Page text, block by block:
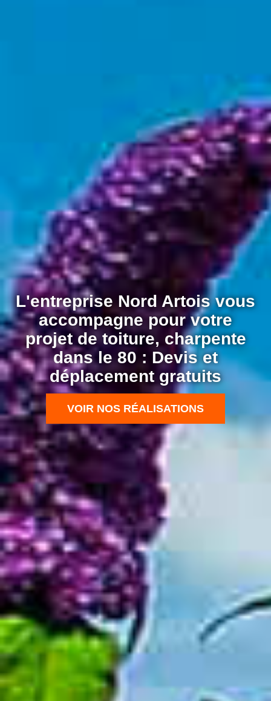
L'entreprise Nord Artois vous
accompagne pour votre
projet de toiture, charpente
dans le 80 : Devis et
déplacement gratuits
VOIR NOS RÉALISATIONS